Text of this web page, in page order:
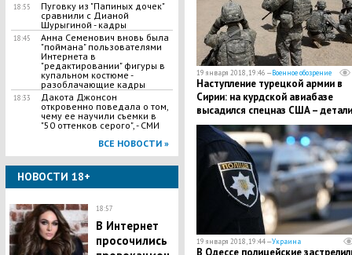
18:55
​Пуговку из "Папиных дочек"
сравнили с Дианой
Шурыгиной - кадры
18:45
Анна Семенович вновь была
"поймана" пользователями
Интернета в
"редактировании" фигуры в
купальном костюме -
разоблачающие кадры
18:33
Дакота Джонсон
откровенно поведала о том,
чему ее научили съемки в
"50 оттенков серого", - СМИ
ВСЕ НОВОСТИ »
НОВОСТИ 18+
18:57
В Интернет
просочились
19 января 2018, 19:46 —Военное обозрение
Наступление турецкой армии в
Сирии: на курдской авиабазе
высадился спецназ США – детали
19 января 2018, 19:44 —Украина
В Одессе полицейские